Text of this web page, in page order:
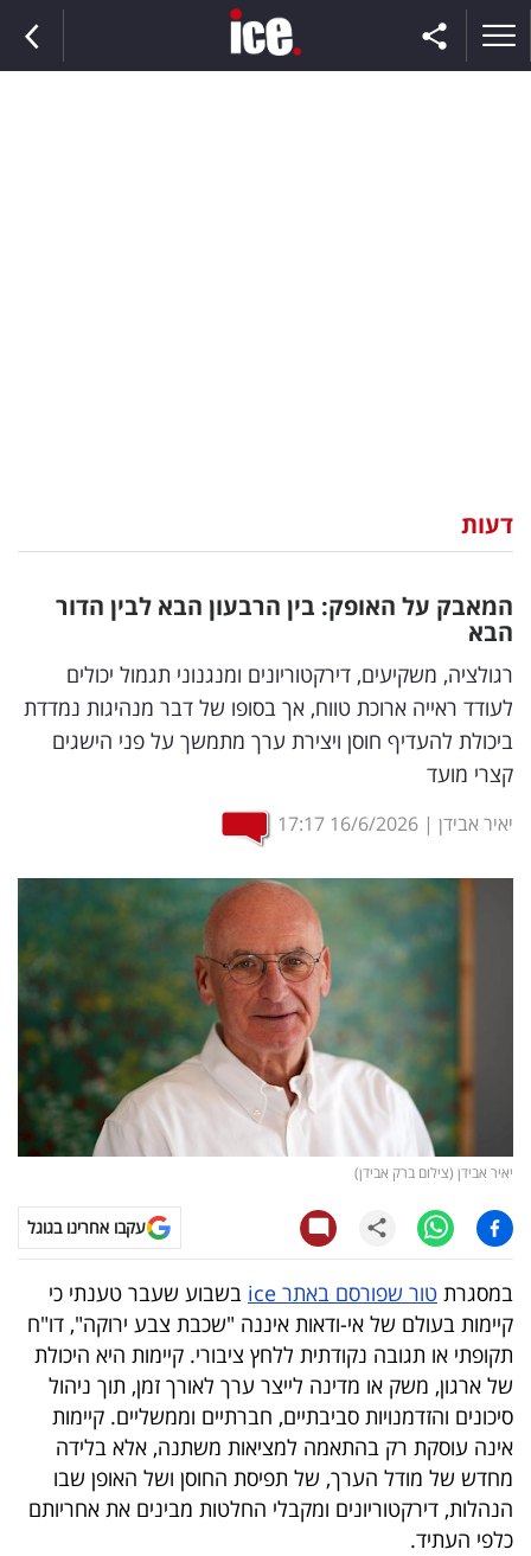
וצרכנות
דיגיטל
וטק
שיווק
ופרסום
משפט
מדדים
ומחקרים
רכילות
עסקית
קריפטו
ויראלי
טלוויזיה
עסקי
ספורט
קריירה
ולימודים
מינויים
רייטינג
דעות
המאבק על האופק: בין הרבעון הבא לבין הדור
הבא
רגולציה, משקיעים, דירקטוריונים ומנגנוני תגמול יכולים
לעודד ראייה ארוכת טווח, אך בסופו של דבר מנהיגות נמדדת
ביכולת להעדיף חוסן ויצירת ערך מתמשך על פני הישגים
קצרי מועד
יאיר אבידן |
16/6/2026
17:17
יאיר אבידן (צילום ברק אבידן)
עקבו אחרינו בגוגל
במסגרת טור שפורסם באתר ice
בשבוע שעבר טענתי כי
קיימות בעולם של אי-ודאות איננה "שכבת צבע ירוקה", דו"ח
תקופתי או תגובה נקודתית ללחץ ציבורי. קיימות היא היכולת
של ארגון, משק או מדינה לייצר ערך לאורך זמן, תוך ניהול
סיכונים והזדמנויות סביבתיים, חברתיים וממשליים. קיימות
אינה עוסקת רק בהתאמה למציאות משתנה, אלא בלידה
מחדש של מודל הערך, של תפיסת החוסן ושל האופן שבו
הנהלות, דירקטוריונים ומקבלי החלטות מבינים את אחריותם
כלפי העתיד.